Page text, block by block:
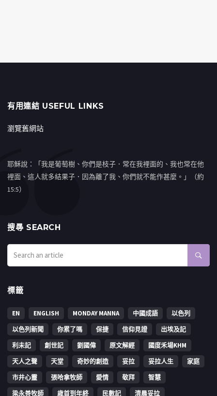
有用連結 USEFUL LINKS
瀏覽舊網站
耶穌說：「我是葡萄樹、你們是枝子．常在我裡面的、我也常在他
裡面、這人就多結果子．因為離了我、你們就不能作甚麼。」（約
15:5）
搜㝷 SEARCH
標籤
EN ENGLISH MONDAY MANNA 中國成語
以色列
以色列新聞
你累了嗎 保捷 信仰見證
出埃及記
利未記
創世記 劉國偉 原文解經
國度禾場KHM
天人之聲
天堂 奇妙的創造 妥拉 妥拉人生
家庭
市井心靈
張哈拿牧師 愛情 敬拜
智慧
梁永善牧師
歳首到年終 民數記 清晨妥拉